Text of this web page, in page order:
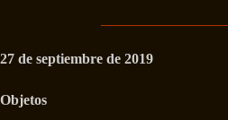
27 de septiembre de 2019
Objetos